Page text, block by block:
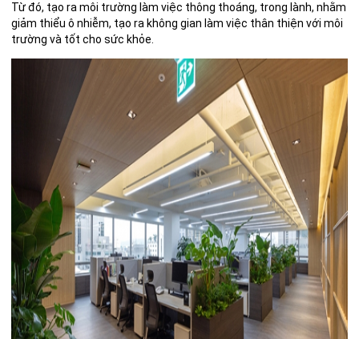
Từ đó, tạo ra môi trường làm việc thông thoáng, trong lành, nhằm
giảm thiểu ô nhiễm, tạo ra không gian làm việc thân thiện với môi
trường và tốt cho sức khỏe.